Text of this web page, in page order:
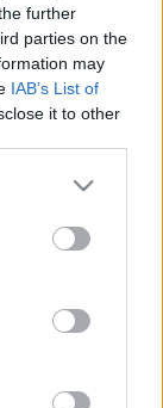
further
parties on the
may
IAB’s List of
it to other
more Google
may click to
tags to
below Google
a